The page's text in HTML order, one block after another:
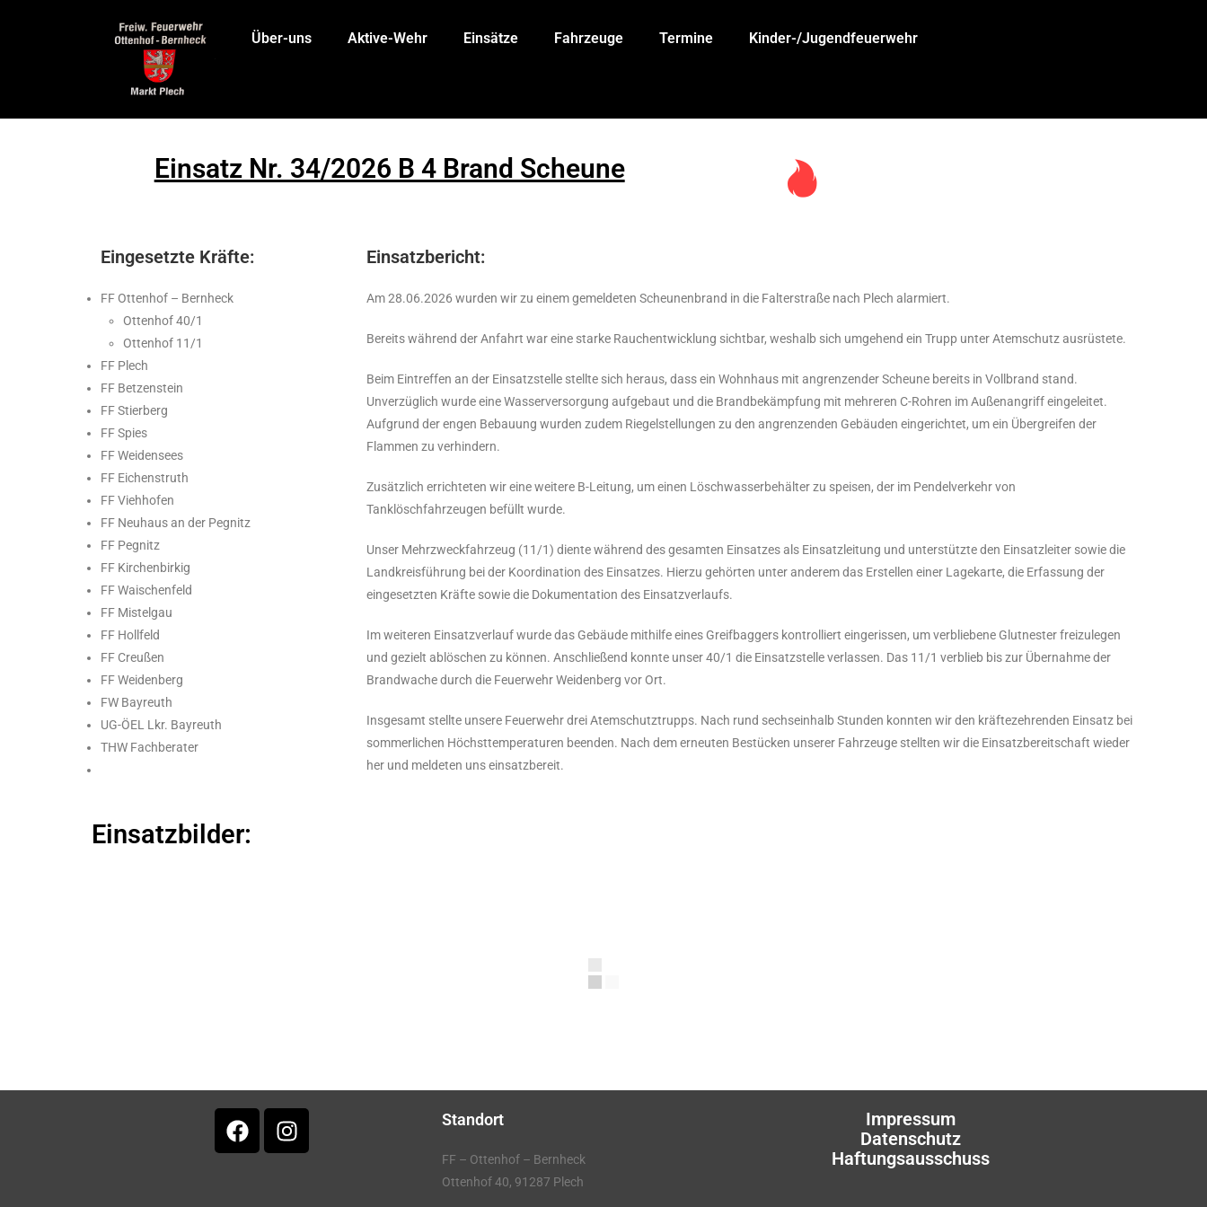
Über-uns Aktive-Wehr Einsätze Fahrzeuge Termine Kinder-/Jugendfeuerwehr
Einsatz Nr. 34/2026 B 4 Brand Scheune
Eingesetzte Kräfte:
FF Ottenhof – Bernheck
Ottenhof 40/1
Ottenhof 11/1
FF Plech
FF Betzenstein
FF Stierberg
FF Spies
FF Weidensees
FF Eichenstruth
FF Viehhofen
FF Neuhaus an der Pegnitz
FF Pegnitz
FF Kirchenbirkig
FF Waischenfeld
FF Mistelgau
FF Hollfeld
FF Creußen
FF Weidenberg
FW Bayreuth
UG-ÖEL Lkr. Bayreuth
THW Fachberater
Einsatzbericht:
Am 28.06.2026 wurden wir zu einem gemeldeten Scheunenbrand in die Falterstraße nach Plech alarmiert.
Bereits während der Anfahrt war eine starke Rauchentwicklung sichtbar, weshalb sich umgehend ein Trupp unter Atemschutz ausrüstete.
Beim Eintreffen an der Einsatzstelle stellte sich heraus, dass ein Wohnhaus mit angrenzender Scheune bereits in Vollbrand stand.
Unverzüglich wurde eine Wasserversorgung aufgebaut und die Brandbekämpfung mit mehreren C-Rohren im Außenangriff eingeleitet.
Aufgrund der engen Bebauung wurden zudem Riegelstellungen zu den angrenzenden Gebäuden eingerichtet, um ein Übergreifen der
Flammen zu verhindern.
Zusätzlich errichteten wir eine weitere B-Leitung, um einen Löschwasserbehälter zu speisen, der im Pendelverkehr von
Tanklöschfahrzeugen befüllt wurde.
Unser Mehrzweckfahrzeug (11/1) diente während des gesamten Einsatzes als Einsatzleitung und unterstützte den Einsatzleiter sowie die
Landkreisführung bei der Koordination des Einsatzes. Hierzu gehörten unter anderem das Erstellen einer Lagekarte, die Erfassung der
eingesetzten Kräfte sowie die Dokumentation des Einsatzverlaufs.
Im weiteren Einsatzverlauf wurde das Gebäude mithilfe eines Greifbaggers kontrolliert eingerissen, um verbliebene Glutnester freizulegen
und gezielt ablöschen zu können. Anschließend konnte unser 40/1 die Einsatzstelle verlassen. Das 11/1 verblieb bis zur Übernahme der
Brandwache durch die Feuerwehr Weidenberg vor Ort.
Insgesamt stellte unsere Feuerwehr drei Atemschutztrupps. Nach rund sechseinhalb Stunden konnten wir den kräftezehrenden Einsatz bei
sommerlichen Höchsttemperaturen beenden. Nach dem erneuten Bestücken unserer Fahrzeuge stellten wir die Einsatzbereitschaft wieder
her und meldeten uns einsatzbereit.
Einsatzbilder:
Standort
FF – Ottenhof – Bernheck
Ottenhof 40, 91287 Plech
Impressum
Datenschutz
Haftungsausschuss